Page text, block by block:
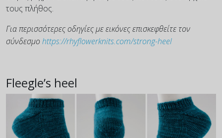
τους πλήθος.
Για περισσότερες οδηγίες με εικόνες επισκεφθείτε τον
σύνδεσμοhttps://rhyflowerknits.com/strong-heel
Fleegle’s heel